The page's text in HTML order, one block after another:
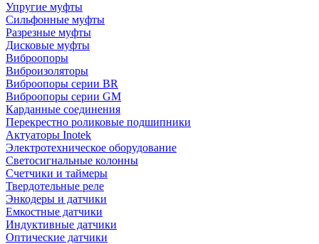
Упругие муфты
Сильфонные муфты
Разрезные муфты
Дисковые муфты
Виброопоры
Виброизоляторы
Виброопоры серии BR
Виброопоры серии GM
Карданные соединения
Перекрестно роликовые подшипники
Актуаторы Inotek
Электротехническое оборудование
Светосигнальные колонны
Счетчики и таймеры
Твердотельные реле
Энкодеры и датчики
Емкостные датчики
Индуктивные датчики
Оптические датчики